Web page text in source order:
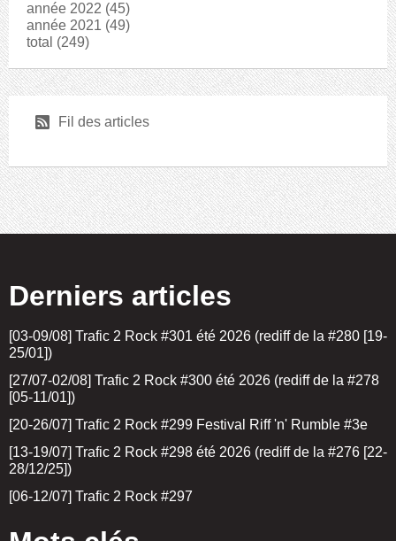
année 2022 (45)
année 2021 (49)
total (249)
r Fil des articles
Derniers articles
[03-09/08] Trafic 2 Rock #301 été 2026 (rediff de la #280 [19-
25/01])
[27/07-02/08] Trafic 2 Rock #300 été 2026 (rediff de la #278
[05-11/01])
[20-26/07] Trafic 2 Rock #299 Festival Riff 'n' Rumble #3e
[13-19/07] Trafic 2 Rock #298 été 2026 (rediff de la #276 [22-
28/12/25])
[06-12/07] Trafic 2 Rock #297